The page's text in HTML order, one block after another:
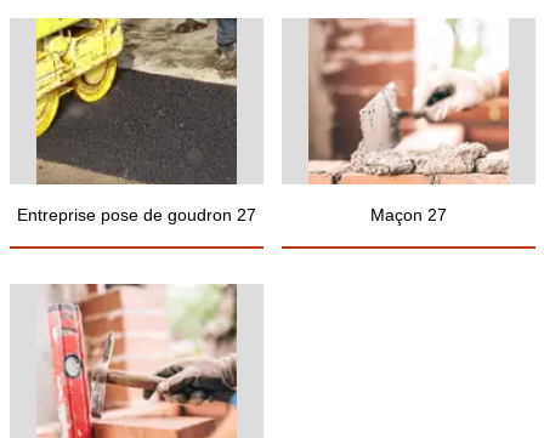
Entreprise pose de goudron 27 Maçon 27